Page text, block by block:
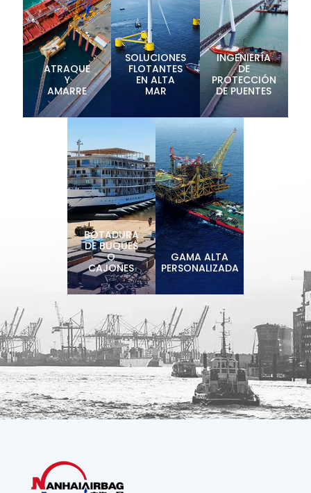
ATRAQUE
Y
AMARRE
SOLUCIONES
FLOTANTES
EN ALTA
MAR
INGENIERÍA
DE
PROTECCIÓN
DE PUENTES
BOTADURA
DE BUQUES
O
CAJONES
GAMA ALTA
PERSONALIZADA